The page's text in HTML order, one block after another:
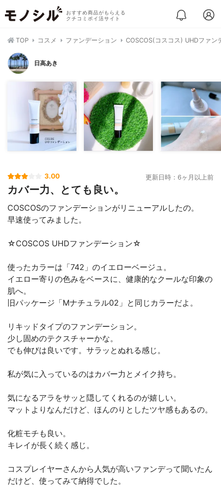
おすすめ商品がもらえる
クチコミポイ活サイト
TOP コスメ ファンデーション COSCOS(コスコス) UHDファン
日高あき
3.00 更新日時：6ヶ月以上前
カバー力、とても良い。
COSCOSのファンデーションがリニューアルしたの。
早速使ってみました。
☆COSCOS UHDファンデーション☆
使ったカラーは「742」のイエローベージュ。
イエロー寄りの色みをベースに、健康的なクールな印象の
肌へ。
旧パッケージ「Mナチュラル02」と同じカラーだよ。
リキッドタイプのファンデーション。
少し固めのテクスチャーかな。
でも伸びは良いです。サラッとぬれる感じ。
私が気に入っているのはカバー力とメイク持ち。
気になるアラをサッと隠してくれるのが嬉しい。
マットよりなんだけど、ほんのりとしたツヤ感もあるの。
化粧モチも良い。
キレイが長く続く感じ。
コスプレイヤーさんから人気が高いファンデって聞いたん
だけど、使ってみて納得でした。